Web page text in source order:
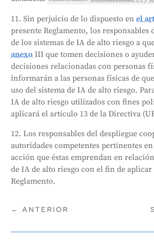
11. Sin perjuicio de lo dispuesto enel
presente Reglamento, los responsables
de los sistemas de IA de alto riesgo a
anexo III que tomen decisiones o
decisiones relacionadas con personas
informarán a las personas físicas de
uso del sistema de IA de alto riesgo.
IA de alto riesgo utilizados con fines
aplicará el artículo 13 de la Directiva
12. Los responsables del despliegue
autoridades competentes pertinentes
acción que éstas emprendan en
de IA de alto riesgo con el fin de aplicar
Reglamento.
←ANTERIOR